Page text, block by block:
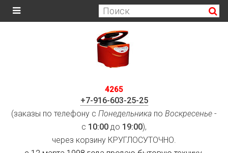
4265
+7-916-603-25-25
(заказы по телефону с Понедельника по Воскресенье -
с 10:00 до 19:00),
через корзину КРУГЛОСУТОЧНО.